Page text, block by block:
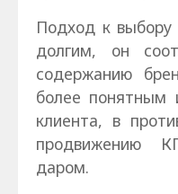
Подход к
долгим, он
содержанию
более понятным
клиента, в
продвижению
даром.